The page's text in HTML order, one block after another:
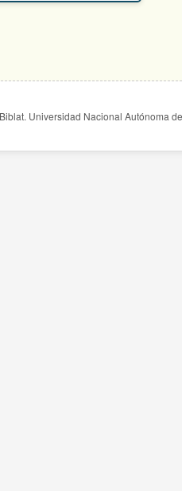
Universidad Nacional Autónoma